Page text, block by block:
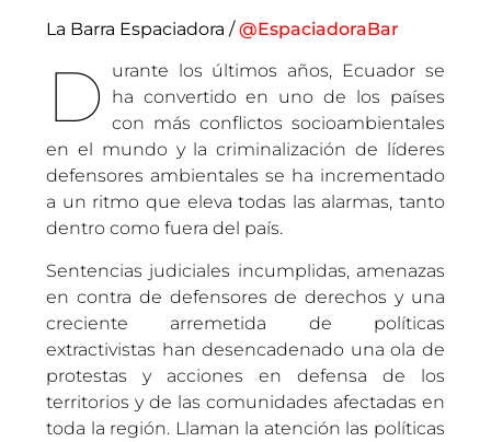
La Barra Espaciadora /@EspaciadoraBar
D
urante los últimos años, Ecuador se
ha convertido en uno de los países
con más conflictos socioambientales
en el mundo y la criminalización de líderes
defensores ambientales se ha incrementado
a un ritmo que eleva todas las alarmas, tanto
dentro como fuera del país.
Sentencias judiciales incumplidas, amenazas
en contra de defensores de derechos y una
creciente arremetida de políticas
extractivistas han desencadenado una ola de
protestas y acciones en defensa de los
territorios y de las comunidades afectadas en
toda la región. Llaman la atención las políticas